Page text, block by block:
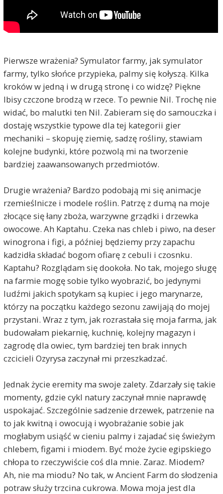
Pierwsze wrażenia? Symulator farmy, jak symulator
farmy, tylko słońce przypieka, palmy się kołyszą. Kilka
kroków w jedną i w drugą stronę i co widzę? Piękne
Ibisy czczone brodzą w rzece. To pewnie Nil. Trochę nie
widać, bo malutki ten Nil. Zabieram się do samouczka i
dostaję wszystkie typowe dla tej kategorii gier
mechaniki – skopuję ziemię, sadzę rośliny, stawiam
kolejne budynki, które pozwolą mi na tworzenie
bardziej zaawansowanych przedmiotów.
Drugie wrażenia? Bardzo podobają mi się animacje
rzemieślnicze i modele roślin. Patrzę z dumą na moje
złocące się łany zboża, warzywne grządki i drzewka
owocowe. Ah Kaptahu. Czeka nas chleb i piwo, na deser
winogrona i figi, a później będziemy przy zapachu
kadzidła składać bogom ofiarę z cebuli i czosnku.
Kaptahu? Rozglądam się dookoła. No tak, mojego sługę
na farmie mogę sobie tylko wyobrazić, bo jedynymi
ludźmi jakich spotykam są kupiec i jego marynarze,
którzy na początku każdego sezonu zawijają do mojej
przystani. Wraz z tym, jak rozrastała się moja farma, jak
budowałam piekarnię, kuchnię, kolejny magazyn i
zagrodę dla owiec, tym bardziej ten brak innych
czcicieli Ozyrysa zaczynał mi przeszkadzać.
Jednak życie eremity ma swoje zalety. Zdarzały się takie
momenty, gdzie cykl natury zaczynał mnie naprawdę
uspokajać. Szczególnie sadzenie drzewek, patrzenie na
to jak kwitną i owocują i wyobrażanie sobie jak
mogłabym usiąść w cieniu palmy i zajadać się świeżym
chlebem, figami i miodem. Być może życie egipskiego
chłopa to rzeczywiście coś dla mnie. Zaraz. Miodem?
Ah, nie ma miodu? No tak, w Ancient Farm do słodzenia
potraw służy trzcina cukrowa. Mowa moja jest dla